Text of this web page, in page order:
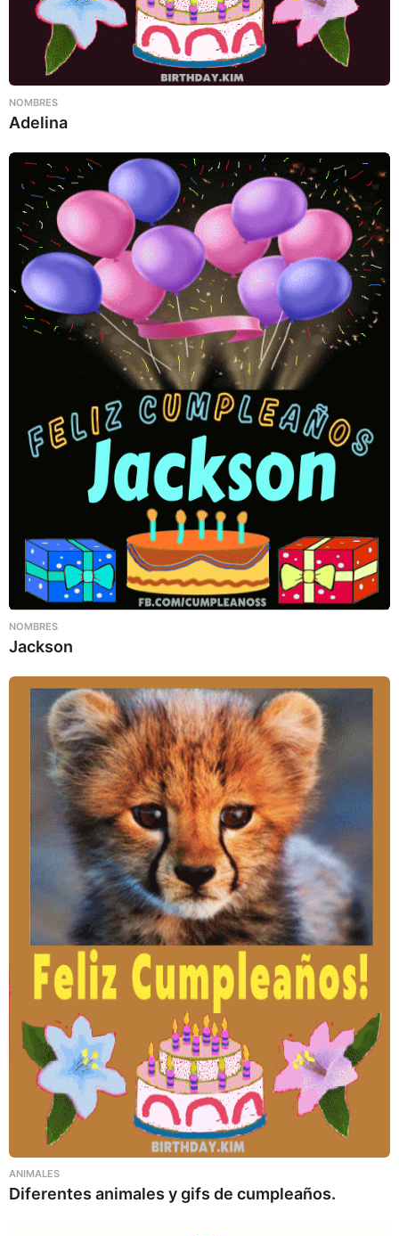
NOMBRES
Adelina
NOMBRES
Jackson
ANIMALES
Diferentes animales y gifs de cumpleaños.